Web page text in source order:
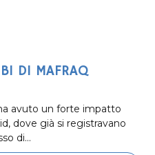
DI MAFRAQ
avuto un forte impatto
dove già si registravano
di...